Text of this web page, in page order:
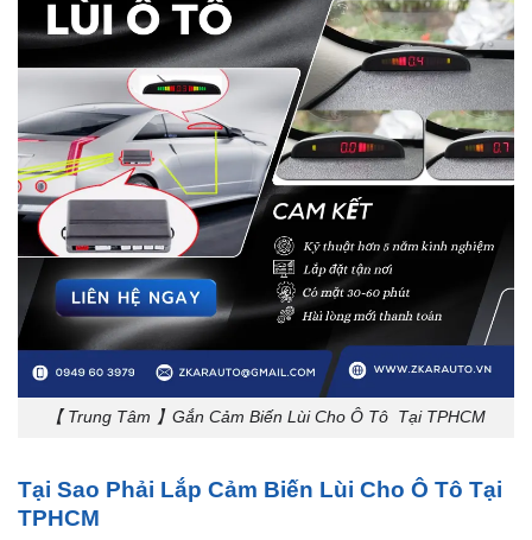
【 Trung Tâm 】Gắn Cảm Biến Lùi Cho Ô Tô Tại TPHCM
Tại Sao Phải Lắp Cảm Biến Lùi Cho Ô Tô Tại
TPHCM